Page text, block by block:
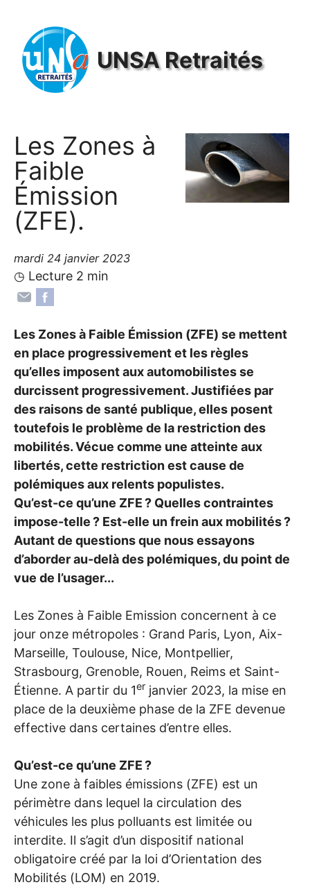
UNSARetraités
Les Zones à
Faible
Émission
(ZFE).
mardi 24 janvier 2023
◷ Lecture 2 min
Les Zones à Faible Émission (ZFE) se mettent
en place progressivement et les règles
qu’elles imposent aux automobilistes se
durcissent progressivement. Justifiées par
des raisons de santé publique, elles posent
toutefois le problème de la restriction des
mobilités. Vécue comme une atteinte aux
libertés, cette restriction est cause de
polémiques aux relents populistes.
Qu’est-ce qu’une ZFE? Quelles contraintes
impose-telle? Est-elle un frein aux mobilités?
Autant de questions que nous essayons
d’aborder au-delà des polémiques, du point de
vue de l’usager...
Les Zones à Faible Emission concernent à ce
jour onze métropoles : Grand Paris, Lyon, Aix-
Marseille, Toulouse, Nice, Montpellier,
Strasbourg, Grenoble, Rouen, Reims et Saint-
Étienne. A partir du 1er janvier 2023, la mise en
place de la deuxième phase de la ZFE devenue
effective dans certaines d’entre elles.
Qu’est-ce qu’une ZFE?
Une zone à faibles émissions (ZFE) est un
périmètre dans lequel la circulation des
véhicules les plus polluants est limitée ou
interdite. Il s’agit d’un dispositif national
obligatoire créé par la loi d’Orientation des
Mobilités (LOM) en 2019.